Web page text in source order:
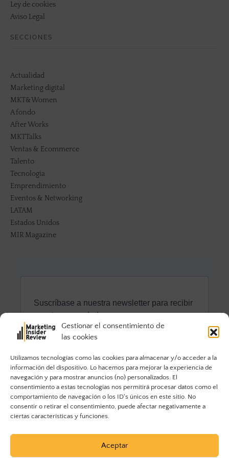
Gestionar el consentimiento de
las cookies
Utilizamos tecnologías como las cookies para almacenar y/o acceder a la
información del dispositivo. Lo hacemos para mejorar la experiencia de
navegación y para mostrar anuncios (no) personalizados. El
consentimiento a estas tecnologías nos permitirá procesar datos como el
comportamiento de navegación o los ID's únicos en este sitio. No
consentir o retirar el consentimiento, puede afectar negativamente a
ciertas características y funciones.
Aceptar
Ley de cookies
Aviso Legal
SECCIONES
Actualidad
Marketing digital
MKT&Women
A fondo
After Works
MKTTalks
Ventas & Ecommerce
Talento
Tecnología
Emprendimiento
Eventos & Networking
LATAM
Estados Unidos
MIR Magazine